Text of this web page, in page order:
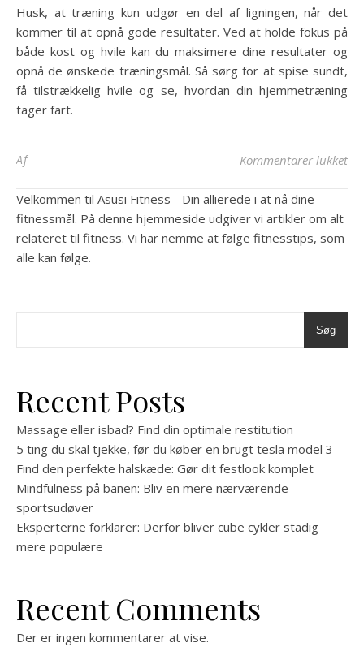
Husk, at træning kun udgør en del af ligningen, når det
kommer til at opnå gode resultater. Ved at holde fokus på
både kost og hvile kan du maksimere dine resultater og
opnå de ønskede træningsmål. Så sørg for at spise sundt,
få tilstrækkelig hvile og se, hvordan din hjemmetræning
tager fart.
Af Kommentarer lukkettil
Velkommen til Asusi Fitness - Din allierede i at nå dine
fitnessmål. På denne hjemmeside udgiver vi artikler om alt
relateret til fitness. Vi har nemme at følge fitnesstips, som
alle kan følge.
Søg
Recent Posts
Massage eller isbad? Find din optimale restitution
5 ting du skal tjekke, før du køber en brugt tesla model 3
Find den perfekte halskæde: Gør dit festlook komplet
Mindfulness på banen: Bliv en mere nærværende
sportsudøver
Eksperterne forklarer: Derfor bliver cube cykler stadig
mere populære
Recent Comments
Der er ingen kommentarer at vise.